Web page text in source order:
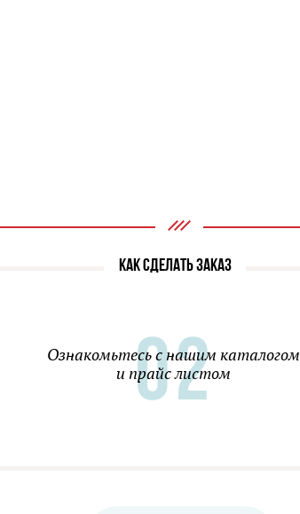
КАК СДЕЛАТЬ ЗАКАЗ
Ознакомьтесь с нашим каталогом
и прайс листом